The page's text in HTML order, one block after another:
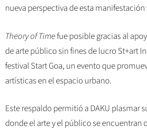
nueva perspectiva de esta
Theory of Timefue posible gracias al
de arte público sin fines de lucro St+art
festival Start Goa, un evento que
artísticas en el espacio urbano.
Este respaldo permitió a DAKU plasmar
donde el arte y el público se encuentran